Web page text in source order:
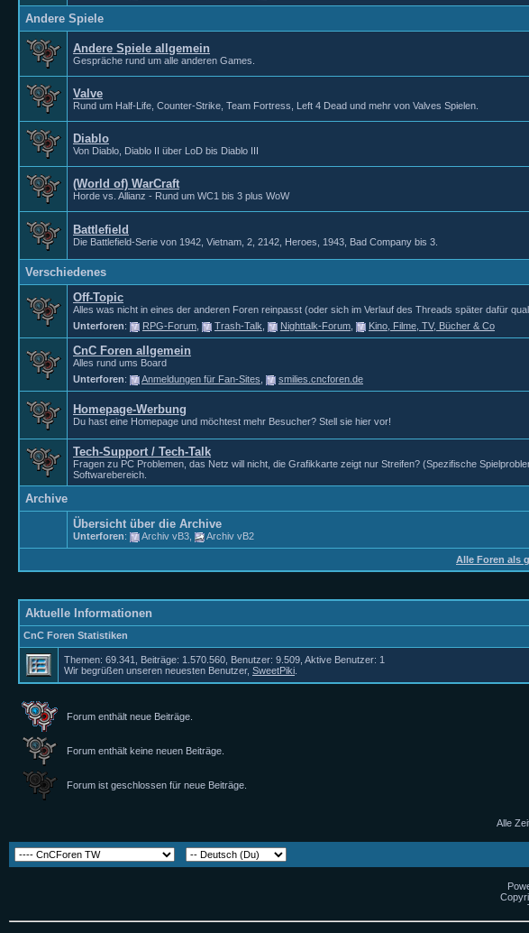
Andere Spiele
Andere Spiele allgemein
Gespräche rund um alle anderen Games.
Valve
Rund um Half-Life, Counter-Strike, Team Fortress, Left 4 Dead und mehr von Valves Spielen.
Diablo
Von Diablo, Diablo II über LoD bis Diablo III
(World of) WarCraft
Horde vs. Allianz - Rund um WC1 bis 3 plus WoW
Battlefield
Die Battlefield-Serie von 1942, Vietnam, 2, 2142, Heroes, 1943, Bad Company bis 3.
Verschiedenes
Off-Topic
Alles was nicht in eines der anderen Foren reinpasst (oder sich im Verlauf des Threads später dafür
Unterforen: RPG-Forum Trash-Talk Nighttalk-Forum Kino, Filme, TV, Bücher & Co
CnC Foren allgemein
Alles rund ums Board
Unterforen: Anmeldungen für Fan-Sites smilies.cncforen.de
Homepage-Werbung
Du hast eine Homepage und möchtest mehr Besucher? Stell sie hier vor!
Tech-Support / Tech-Talk
Fragen zu PC Problemen, das Netz will nicht, die Grafikkarte zeigt nur Streifen? (Spezifische
Softwarebereich.
Archive
Übersicht über die Archive
Unterforen: Archiv vB3 Archiv vB2
Alle Foren als
Aktuelle Informationen
CnC Foren Statistiken
Themen: 69.341, Beiträge: 1.570.560, Benutzer: 9.509, Aktive Benutzer: 1
Wir begrüßen unseren neuesten Benutzer, SweetPiki
Forum enthält neue Beiträge.
Forum enthält keine neuen Beiträge.
Forum ist geschlossen für neue Beiträge.
Alle